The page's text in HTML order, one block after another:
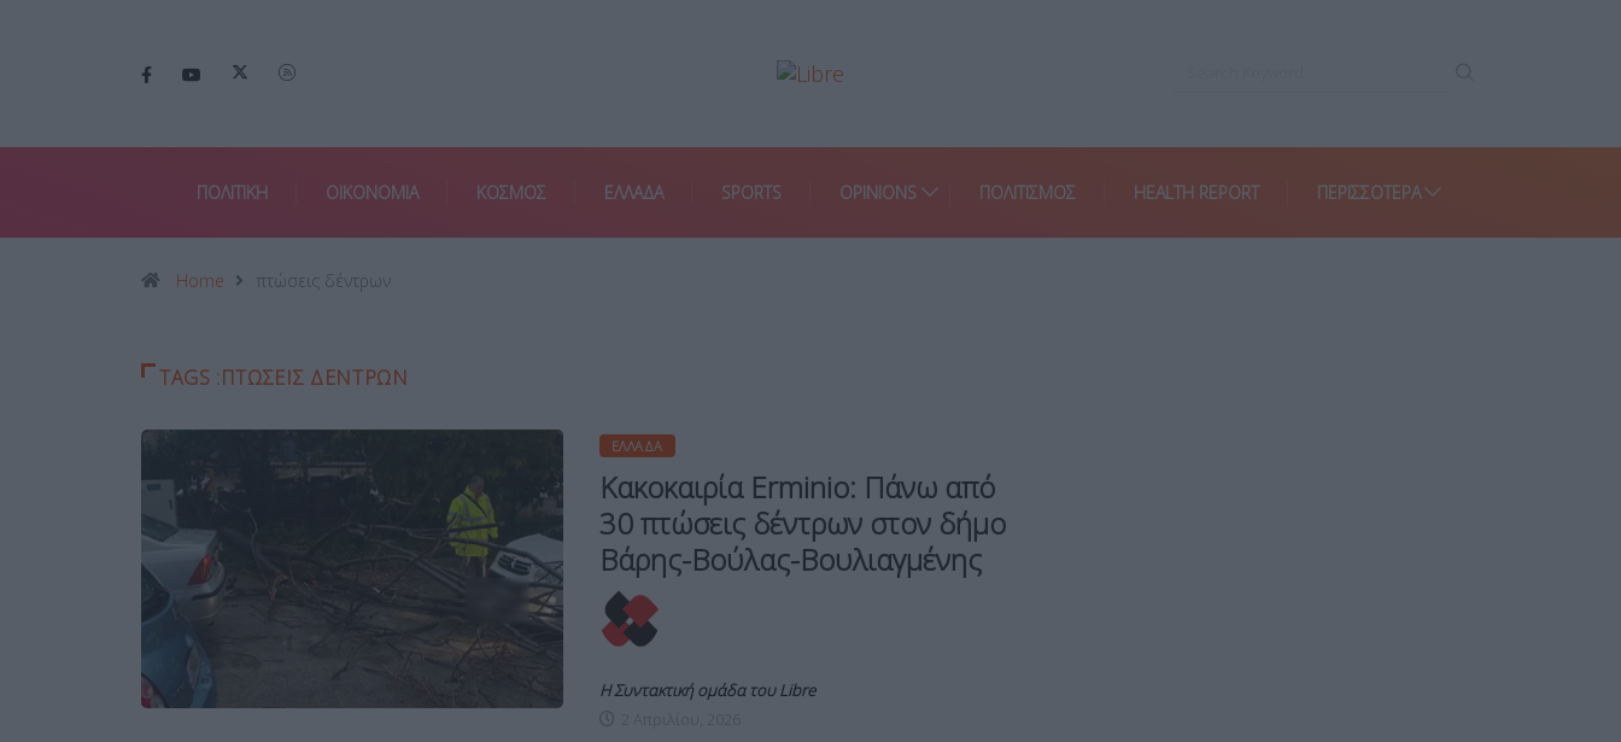
ΠΟΛΙΤΙΚΗ ΟΙΚΟΝΟΜΙΑ ΚΟΣΜΟΣ ΕΛΛΑΔΑ SPORTS OPINIONS ΠΟΛΙΤΙΣΜΟΣ HEALTH REPORT ΠΕΡΙΣΣΌΤΕΡΑ
Home πτώσεις δέντρων
TAGS :ΠΤΏΣΕΙΣ ΔΈΝΤΡΩΝ
ΕΛΛΆΔΑ
Κακοκαιρία Erminio: Πάνω από
30 πτώσεις δέντρων στον δήμο
Βάρης-Βούλας-Βουλιαγμένης
Η Συντακτική ομάδα του Libre